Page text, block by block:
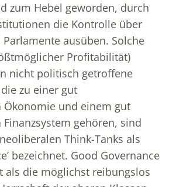
zum Hebel geworden, durch
die Kontrolle über
ausüben. Solche
Profitabilität)
nicht politisch getroffene
zu einer gut
und einem gut
gehören, sind
Think-Tanks als
bezeichnet. Good Governance
als die möglichst reibungslos